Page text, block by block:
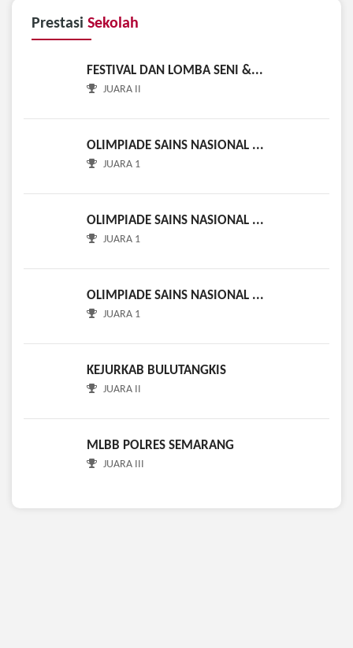
Prestasi Sekolah
FESTIVAL DAN LOMBA SENI &...
OLIMPIADE SAINS NASIONAL ...
OLIMPIADE SAINS NASIONAL ...
OLIMPIADE SAINS NASIONAL ...
KEJURKAB BULUTANGKIS
MLBB POLRES SEMARANG